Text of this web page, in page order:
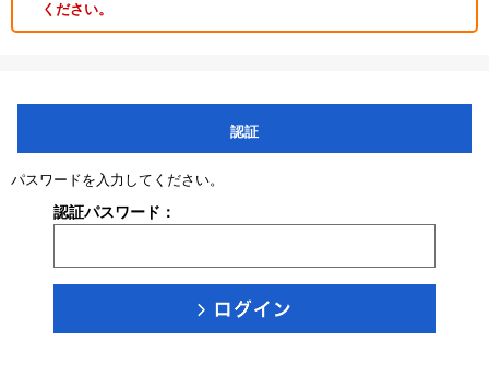
ください。
認証
パスワードを入力してください。
認証パスワード：